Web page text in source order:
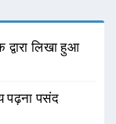
लिखा हुआ
पढ़ना पसंद